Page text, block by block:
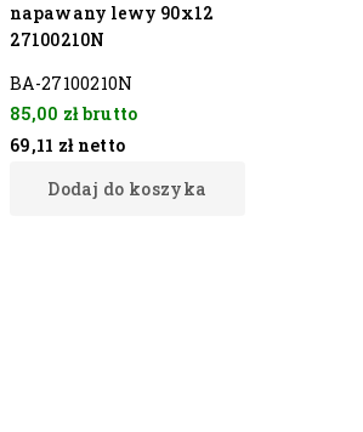
napawany lewy 90x12
27100210N
BA-27100210N
85,00 złbrutto
69,11 zł netto
Dodaj do koszyka